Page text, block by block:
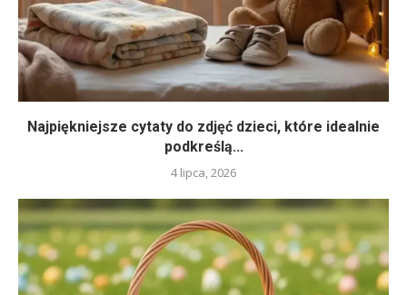
Najpiękniejsze cytaty do zdjęć dzieci, które idealnie
podkreślą...
4 lipca, 2026